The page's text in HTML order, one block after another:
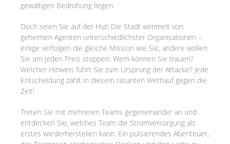
gewaltigen Bedrohung liegen.
Doch seien Sie auf der Hut! Die Stadt wimmelt von
geheimen Agenten unterschiedlichster Organisationen –
einige verfolgen die gleiche Mission wie Sie, andere wollen
Sie um jeden Preis stoppen. Wem können Sie trauen?
Welcher Hinweis führt Sie zum Ursprung der Attacke? Jede
Entscheidung zählt in diesem rasanten Wettlauf gegen die
Zeit!
Treten Sie mit mehreren Teams gegeneinander an und
entdecken Sie, welches Team die Stromversorgung als
erstes wiederherstellen kann. Ein pulsierendes Abenteuer,